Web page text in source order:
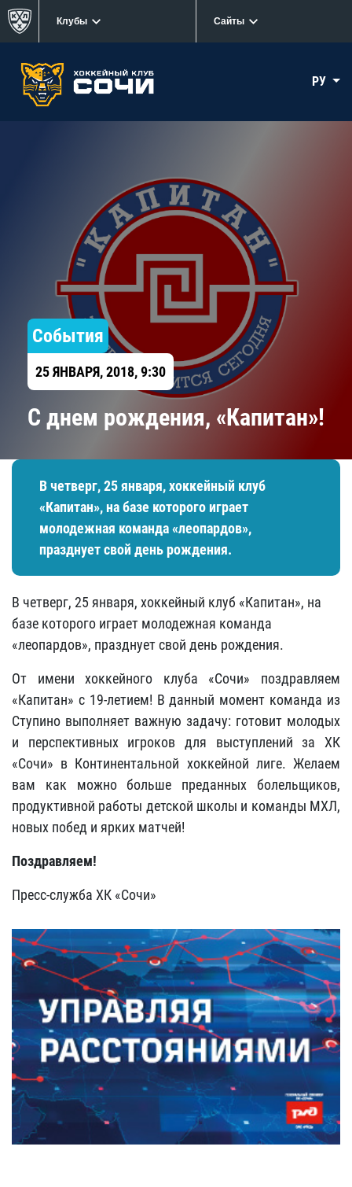
Клубы Сайты
РУ
События
25 ЯНВАРЯ, 2018, 9:30
С днем рождения, «Капитан»!
В четверг, 25 января, хоккейный клуб
«Капитан», на базе которого играет
молодежная команда «леопардов»,
празднует свой день рождения.
В четверг, 25 января, хоккейный клуб «Капитан», на
базе которого играет молодежная команда
«леопардов», празднует свой день рождения.
От имени хоккейного клуба «Сочи» поздравляем
«Капитан» с 19-летием! В данный момент команда из
Ступино выполняет важную задачу: готовит молодых
и перспективных игроков для выступлений за ХК
«Сочи» в Континентальной хоккейной лиге. Желаем
вам как можно больше преданных болельщиков,
продуктивной работы детской школы и команды МХЛ,
новых побед и ярких матчей!
Поздравляем!
Пресс-служба ХК «Сочи»